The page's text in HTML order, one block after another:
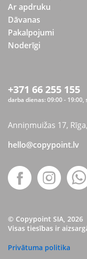
Ar apdruku
Dāvanas
Pakalpojumi
Noderīgi
+371 66 255 155
darba dienas: 09:00 -
Anniņmuižas 17,
hello@copypoint.lv
© Copypoint SIA, 2026
Visas tiesības ir
Privātuma politika